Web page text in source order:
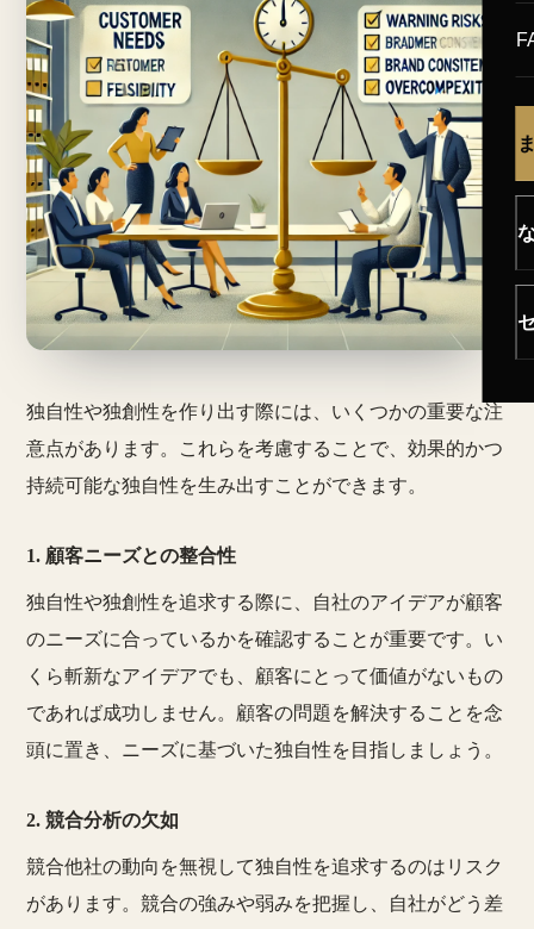
独自性や独創性を作り出す際には、いくつかの重要な注
意点があります。これらを考慮することで、効果的かつ
持続可能な独自性を生み出すことができます。
1. 顧客ニーズとの整合性
独自性や独創性を追求する際に、自社のアイデアが顧客
のニーズに合っているかを確認することが重要です。い
くら斬新なアイデアでも、顧客にとって価値がないもの
であれば成功しません。顧客の問題を解決することを念
頭に置き、ニーズに基づいた独自性を目指しましょう。
2. 競合分析の欠如
競合他社の動向を無視して独自性を追求するのはリスク
があります。競合の強みや弱みを把握し、自社がどう差